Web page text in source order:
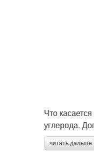
Что
углерода.
читать